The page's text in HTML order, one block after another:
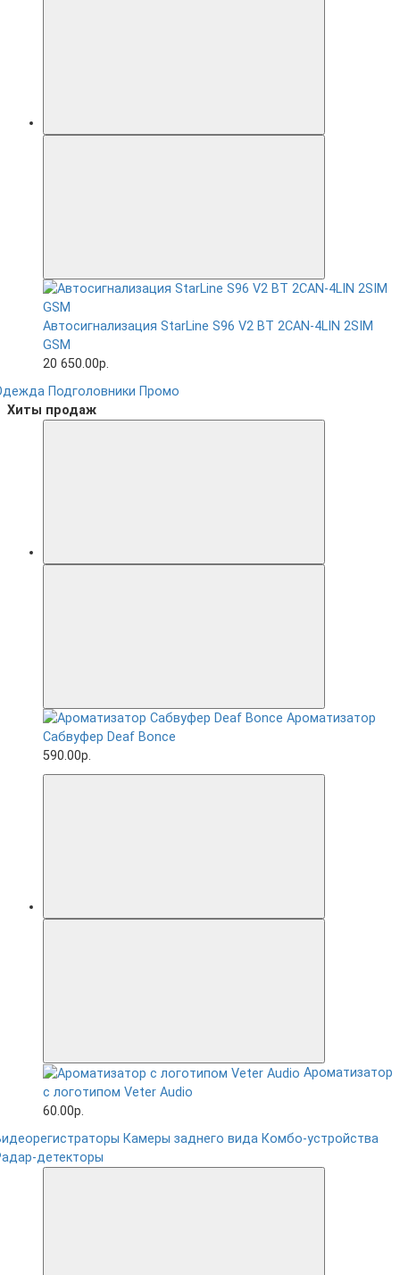
Автосигнализация StarLine S96 V2 BT 2CAN-4LIN 2SIM
GSM
20 650.00р.
Подголовники Промо
Хиты продаж
Ароматизатор
Сабвуфер Deaf Bonce
590.00р.
Ароматизатор
с логотипом Veter Audio
60.00р.
Камеры заднего вида Комбо-устройства
детекторы